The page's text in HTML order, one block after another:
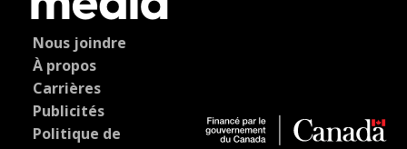
Nous joindre
À propos
Carrières
Publicités
Politique de